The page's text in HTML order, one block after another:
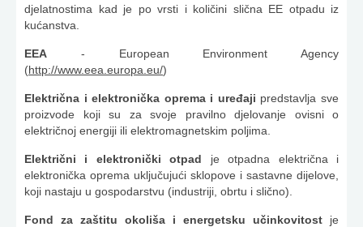
djelatnostima kad je po vrsti i količini slična EE otpadu iz
kućanstva.
EEA - European Environment Agency
(http://www.eea.europa.eu/)
Električna i elektronička oprema i uređaji predstavlja sve
proizvode koji su za svoje pravilno djelovanje ovisni o
električnoj energiji ili elektromagnetskim poljima.
Električni i elektronički otpad je otpadna električna i
elektronička oprema uključujući sklopove i sastavne dijelove,
koji nastaju u gospodarstvu (industriji, obrtu i slično).
Fond za zaštitu okoliša i energetsku učinkovitost je